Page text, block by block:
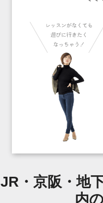
JR・京阪・地
内